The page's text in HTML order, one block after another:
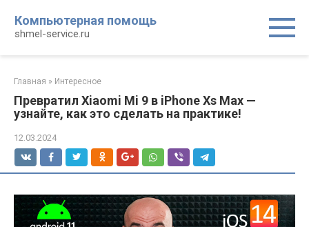
контенту
Компьютерная помощь
shmel-service.ru
Главная » Интересное
Превратил Xiaomi Mi 9 в iPhone Xs Max —
узнайте, как это сделать на практике!
12.03.2024